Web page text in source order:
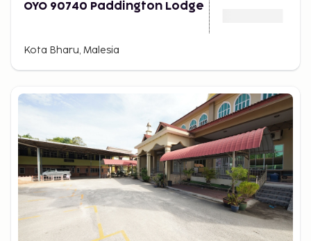
OYO 90740 Paddington Lodge
Kota Bharu, Malesia